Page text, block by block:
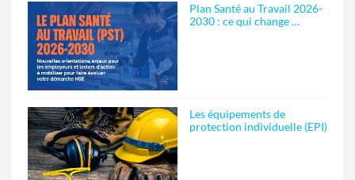
Plan Santé au Travail 2026-
2030 : ce qui change …
Les équipements de
protection individuelle (EPI)